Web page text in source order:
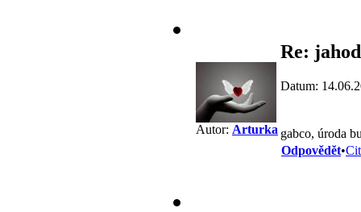
Autor: Arturka
Re:
Datum:
gabco, úroda
Odpovědět•